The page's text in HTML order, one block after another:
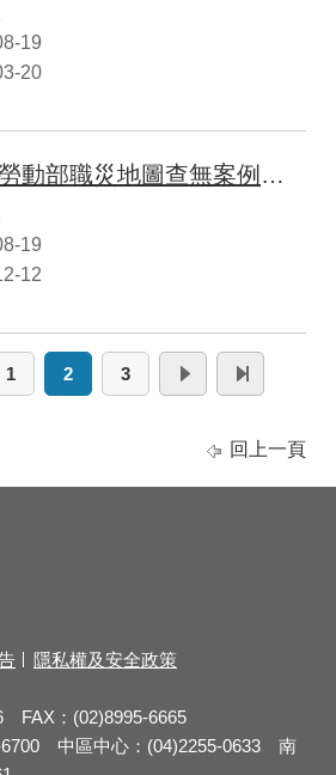
19
20
有關媒體報導「勞動部職災地圖查無案例，只做半套」一案 職安署特予回應及說明
19
12
1 2 3
回上一頁
隱私權及安全政策
FAX：(02)8995-6665
6700 中區中心：(04)2255-0633 南